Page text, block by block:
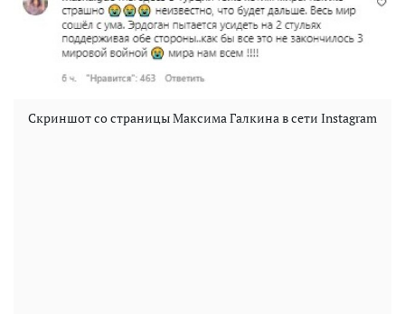
Скриншот со страницы Максима Галкина в сети Instagram